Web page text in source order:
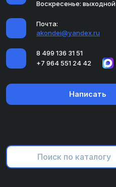
Воскресенье: выходной
Почта:
akondei@yandex.ru
8 499 136 31 51
+7 964 551 24 42
Написать